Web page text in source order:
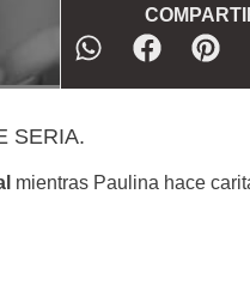
SERIA.
mientras Paulina hace